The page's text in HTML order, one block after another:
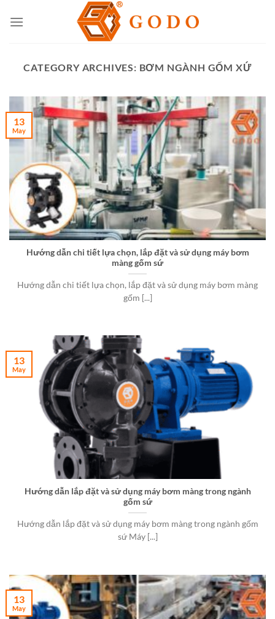
CATEGORY ARCHIVES: BƠM NGÀNH GỐM XỨ
Hướng dẫn chi tiết lựa chọn, lắp đặt và sử dụng máy bơm
màng gốm sứ
Hướng dẫn chi tiết lựa chọn, lắp đặt và sử dụng máy bơm màng
gốm [...]
13
May
Hướng dẫn lắp đặt và sử dụng máy bơm màng trong ngành
gốm sứ
Hướng dẫn lắp đặt và sử dụng máy bơm màng trong ngành gốm
sứ Máy [...]
13
May
13
May